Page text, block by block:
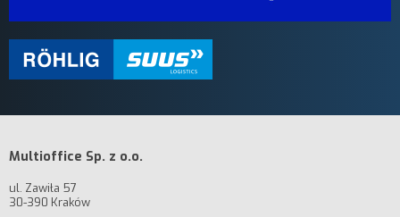
Multioffice Sp. z o.o.
ul. Zawiła 57
30-390 Kraków